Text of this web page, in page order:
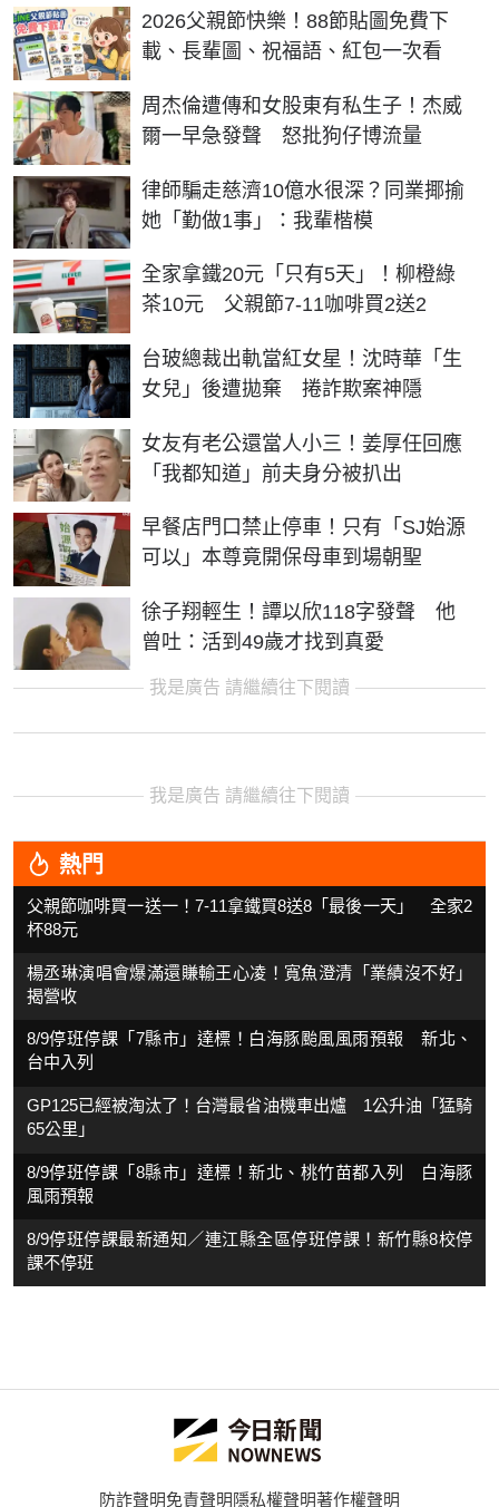
2026父親節快樂！88節貼圖免費下
載、長輩圖、祝福語、紅包一次看
周杰倫遭傳和女股東有私生子！杰威
爾一早急發聲 怒批狗仔博流量
律師騙走慈濟10億水很深？同業揶揄
她「勤做1事」：我輩楷模
全家拿鐵20元「只有5天」！柳橙綠
茶10元 父親節7-11咖啡買2送2
台玻總裁出軌當紅女星！沈時華「生
女兒」後遭拋棄 捲詐欺案神隱
女友有老公還當人小三！姜厚任回應
「我都知道」前夫身分被扒出
早餐店門口禁止停車！只有「SJ始源
可以」本尊竟開保母車到場朝聖
徐子翔輕生！譚以欣118字發聲 他
曾吐：活到49歲才找到真愛
我是廣告 請繼續往下閱讀
我是廣告 請繼續往下閱讀
熱門
父親節咖啡買一送一！7-11拿鐵買8送8「最後一天」 全家2
杯88元
楊丞琳演唱會爆滿還賺輸王心凌！寬魚澄清「業績沒不好」
揭營收
8/9停班停課「7縣市」達標！白海豚颱風風雨預報 新北、
台中入列
GP125已經被淘汰了！台灣最省油機車出爐 1公升油「猛騎
65公里」
8/9停班停課「8縣市」達標！新北、桃竹苗都入列 白海豚
風雨預報
8/9停班停課最新通知／連江縣全區停班停課！新竹縣8校停
課不停班
防詐聲明免責聲明隱私權聲明著作權聲明